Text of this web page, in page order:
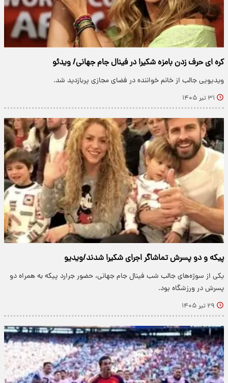
کره ای حرف زدن بامزه شکیرا در فینال جام جهانی/ ویدئو
ویدیویی جالب از خانم خواننده در فضای مجازی پربازدید شد.
۳۱ تیر ۱۴۰۵
پیکه و دو پسرش تماشاگر اجرای شکیرا شدند/ویدیو
یکی از سوژه‌های جالب شب فینال جام جهانی، حضور جرارد پیکه به همراه دو
پسرش در ورزشگاه بود.
۲۹ تیر ۱۴۰۵